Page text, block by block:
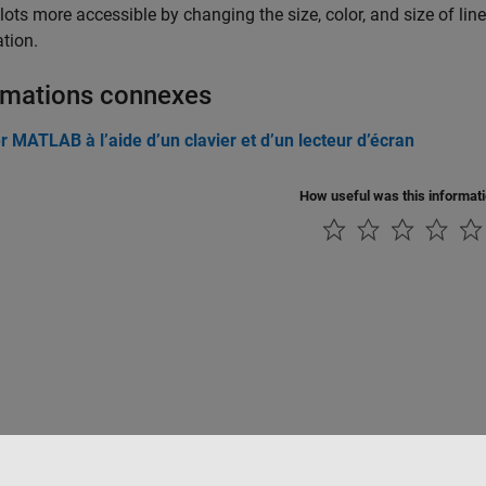
more accessible by changing the size, color, and size of
connexes
MATLAB à l’aide d’un clavier et d’un lecteur d’écran
How useful was this